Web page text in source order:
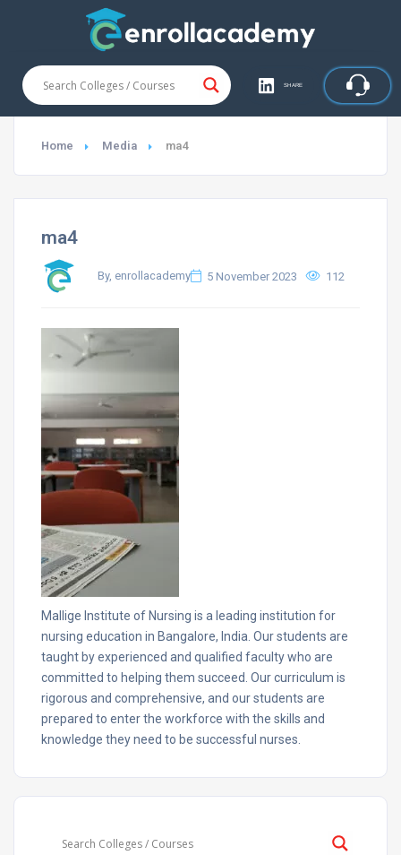
SHARE
Home Media ma4
ma4
By, enrollacademy 5 November 2023 112
Mallige Institute of Nursing is a leading institution for
nursing education in Bangalore, India. Our students are
taught by experienced and qualified faculty who are
committed to helping them succeed. Our curriculum is
rigorous and comprehensive, and our students are
prepared to enter the workforce with the skills and
knowledge they need to be successful nurses.